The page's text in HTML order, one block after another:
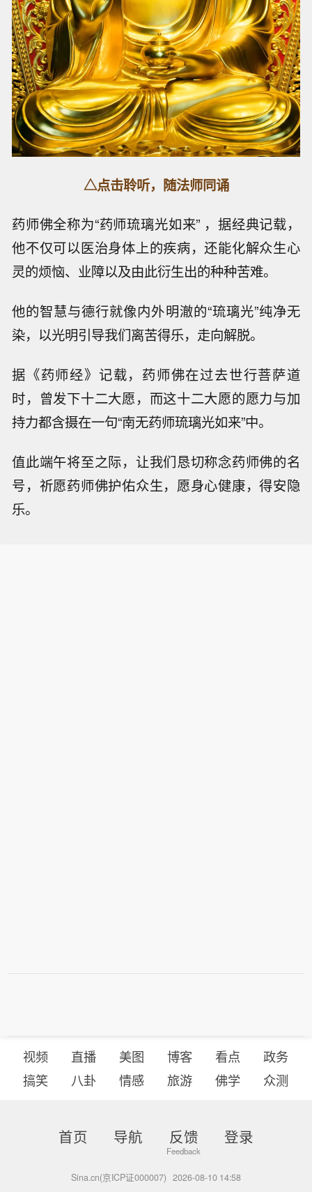
△点击聆听，随法师同诵
药师佛全称为“药师琉璃光如来” ，据经典记载，
他不仅可以医治身体上的疾病，还能化解众生心
灵的烦恼、业障以及由此衍生出的种种苦难。
他的智慧与德行就像内外明澈的“琉璃光”纯净无
染，以光明引导我们离苦得乐，走向解脱。
据《药师经》记载，药师佛在过去世行菩萨道
时，曾发下十二大愿，而这十二大愿的愿力与加
持力都含摄在一句“南无药师琉璃光如来”中。
值此端午将至之际，让我们恳切称念药师佛的名
号，祈愿药师佛护佑众生，愿身心健康，得安隐
乐。
视频 直播 美图 博客 看点
政务
搞笑
八卦 情感 旅游 佛学 众测
首页 导航 反馈 登录
Sina.cn(京ICP证000007) 2026-08-10 14:58